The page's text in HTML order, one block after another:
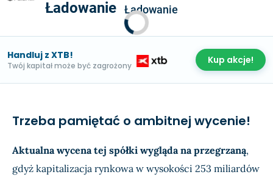
Ładowanie Ładowanie
Handluj z XTB!
Twój kapitał może być zagrożony Kup akcje!
Trzeba pamiętać o ambitnej wycenie!
Aktualna wycena tej spółki wygląda na przegrzaną,
gdyż kapitalizacja rynkowa w wysokości 253 miliardów